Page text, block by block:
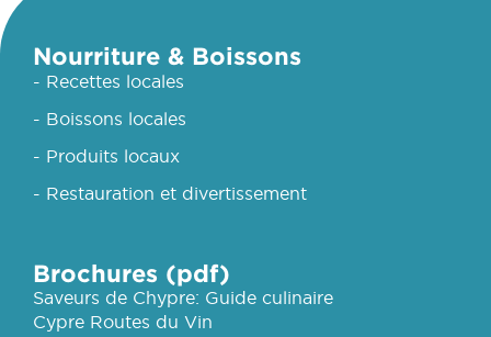
Nourriture & Boissons
- Recettes locales
- Boissons locales
- Produits locaux
- Restauration et divertissement
Brochures (pdf)
Saveurs de Chypre: Guide culinaire
Cypre Routes du Vin